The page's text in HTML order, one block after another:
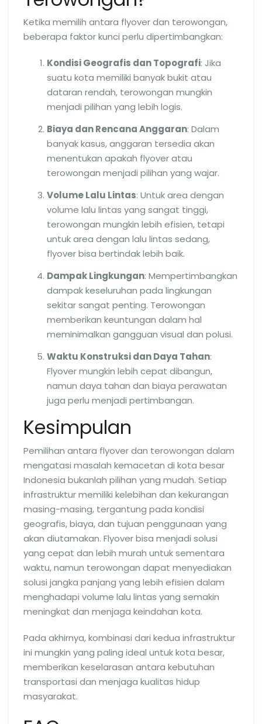
Ketika memilih antara flyover dan terowongan,
beberapa faktor kunci perlu dipertimbangkan:
Kondisi Geografis dan Topografi: Jika
suatu kota memiliki banyak bukit atau
dataran rendah, terowongan mungkin
menjadi pilihan yang lebih logis.
Biaya dan Rencana Anggaran: Dalam
banyak kasus, anggaran tersedia akan
menentukan apakah flyover atau
terowongan menjadi pilihan yang wajar.
Volume Lalu Lintas: Untuk area dengan
volume lalu lintas yang sangat tinggi,
terowongan mungkin lebih efisien, tetapi
untuk area dengan lalu lintas sedang,
flyover bisa bertindak lebih baik.
Dampak Lingkungan: Mempertimbangkan
dampak keseluruhan pada lingkungan
sekitar sangat penting. Terowongan
memberikan keuntungan dalam hal
meminimalkan gangguan visual dan polusi.
Waktu Konstruksi dan Daya Tahan:
Flyover mungkin lebih cepat dibangun,
namun daya tahan dan biaya perawatan
juga perlu menjadi pertimbangan.
Kesimpulan
Pemilihan antara flyover dan terowongan dalam
mengatasi masalah kemacetan di kota besar
Indonesia bukanlah pilihan yang mudah. Setiap
infrastruktur memiliki kelebihan dan kekurangan
masing-masing, tergantung pada kondisi
geografis, biaya, dan tujuan penggunaan yang
akan diutamakan. Flyover bisa menjadi solusi
yang cepat dan lebih murah untuk sementara
waktu, namun terowongan dapat menyediakan
solusi jangka panjang yang lebih efisien dalam
menghadapi volume lalu lintas yang semakin
meningkat dan menjaga keindahan kota.
Pada akhirnya, kombinasi dari kedua infrastruktur
ini mungkin yang paling ideal untuk kota besar,
memberikan keselarasan antara kebutuhan
transportasi dan menjaga kualitas hidup
masyarakat.